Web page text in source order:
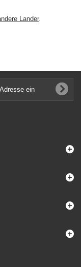
Lander.